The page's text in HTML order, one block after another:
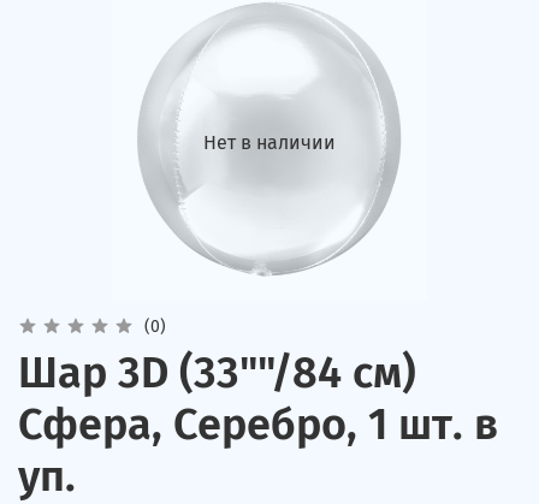
Нет в наличии
(0)
Шар 3D (33""/84 см)
Сфера, Серебро, 1 шт. в
уп.